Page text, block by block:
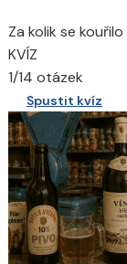
Za kolik se
KVÍZ
1/14 otázek
Spustit kvíz